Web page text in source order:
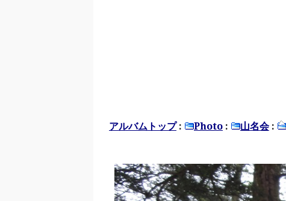
アルバムトップ: Photo : 山名会: